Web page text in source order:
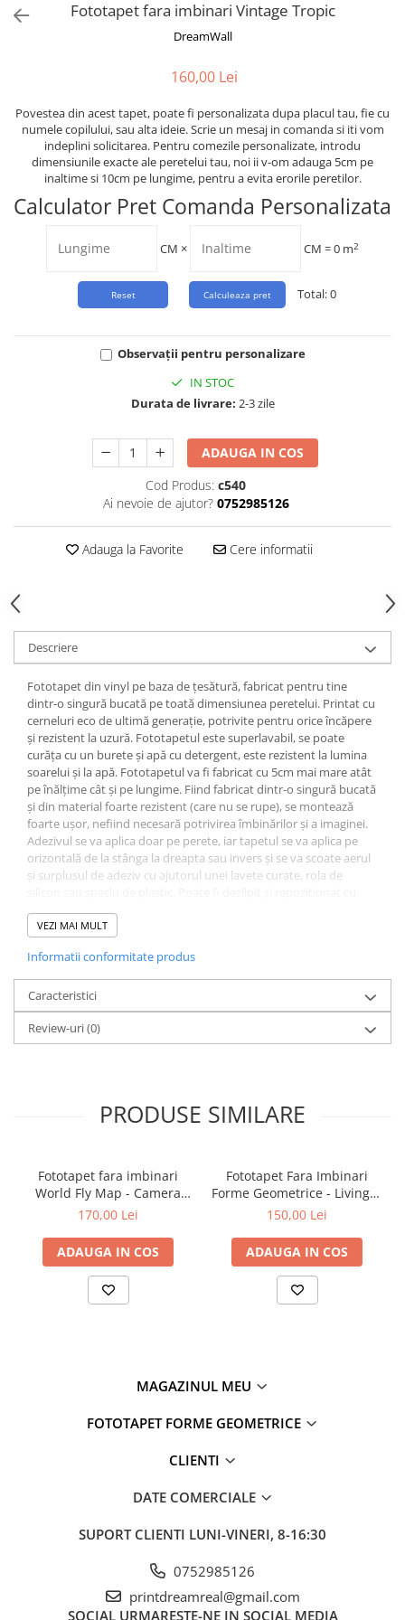
Watercolor
Fototapet fara imbinari Vintage Tropic
DreamWall
160,00 Lei
Povestea din acest tapet, poate fi personalizata dupa placul tau, fie cu
numele copilului, sau alta ideie. Scrie un mesaj in comanda si iti vom
indeplini solicitarea. Pentru comezile personalizate, introdu
dimensiunile exacte ale peretelui tau, noi ii v-om adauga 5cm pe
inaltime si 10cm pe lungime, pentru a evita erorile peretilor.
Calculator Pret Comanda Personalizata
CM × CM =0 m2
Total:0
Observații pentru personalizare
IN STOC
Durata de livrare: 2-3 zile
ADAUGA IN COS
Cod Produs: c540
Ai nevoie de ajutor? 0752985126
Adauga la Favorite Cere informatii
Descriere
Fototapet din vinyl pe baza de țesătură, fabricat pentru tine
dintr-o singură bucată pe toată dimensiunea peretelui. Printat cu
cerneluri eco de ultimă generație, potrivite pentru orice încăpere
și rezistent la uzură. Fototapetul este superlavabil, se poate
curăța cu un burete și apă cu detergent, este rezistent la lumina
soarelui și la apă. Fototapetul va fi fabricat cu 5cm mai mare atât
pe înălțime cât și pe lungime. Fiind fabricat dintr-o singură bucată
și din material foarte rezistent (care nu se rupe), se montează
foarte ușor, nefiind necesară potrivirea îmbinărilor și a imaginei.
Adezivul se va aplica doar pe perete, iar tapetul se va aplica pe
orizontală de la stânga la dreapta sau invers și se va scoate aerul
și surplusul de adeziv cu ajutorul unei lavete curate, rola de
ușurință fără a risca ruperea. Adezivul este inclus și va îinsoți
tapetul. La fel se poate folosi adeziv pastă la găleată, pentru tapet
expediat intr-un tub de carton care ii va asigura protectia la
livrare.
VEZI MAI MULT
Informatii conformitate produs
Caracteristici
Review-uri(0)
PRODUSE SIMILARE
Fototapet fara imbinari
World Fly Map - Camera
Copilului
170,00 Lei
ADAUGA IN COS
Fototapet Fara Imbinari
Forme Geometrice - Living &
Dormitor
150,00 Lei
ADAUGA IN COS
MAGAZINUL MEU
FOTOTAPET FORME GEOMETRICE
CLIENTI
DATE COMERCIALE
SUPORT CLIENTI LUNI-VINERI, 8-16:30
0752985126
printdreamreal@gmail.com
SOCIAL URMARESTE-NE IN SOCIAL MEDIA